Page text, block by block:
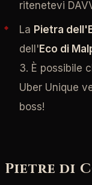
ritenetevi
La Pietra
dell' Eco di
3. È possibile
Uber Unique
boss!
Pietre di